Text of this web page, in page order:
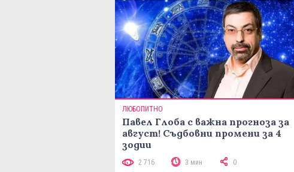
ЛЮБОПИТНО
Павел Глоба с важна прогноза за
август! Съдбовни промени за 4
зодии
2 716 3 мин 0